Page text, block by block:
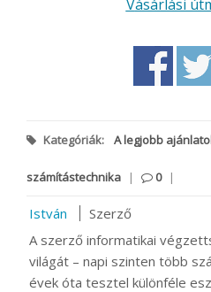
Vásárlási
Kategóriák: A legjobb
számítástechnika | 0 |
István
Szerző
A szerző informatikai
világát – napi szinten több
évek óta tesztel különféle